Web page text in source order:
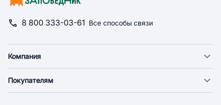
8 800 333-03-61 Все способы связи
Компания
Новости
Покупателям